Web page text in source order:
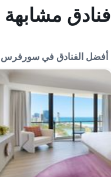
فنادق
أفضل الفنادق في سورفرس